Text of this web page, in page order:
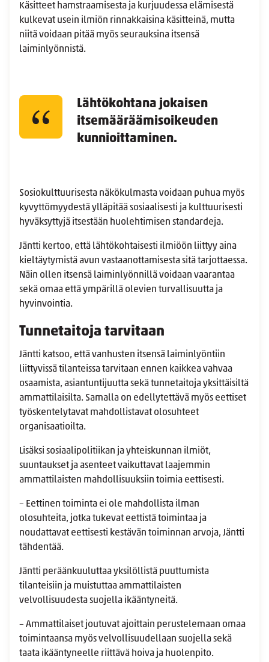
Käsitteet hamstraamisesta ja kurjuudessa elämisestä
kulkevat usein ilmiön rinnakkaisina käsitteinä, mutta
niitä voidaan pitää myös seurauksina itsensä
laiminlyönnistä.
Lähtökohtana jokaisen
itsemääräämisoikeuden
kunnioittaminen.
Sosiokulttuurisesta näkökulmasta voidaan puhua myös
kyvyttömyydestä ylläpitää sosiaalisesti ja kulttuurisesti
hyväksyttyjä itsestään huolehtimisen standardeja.
Jäntti kertoo, että lähtökohtaisesti ilmiöön liittyy aina
kieltäytymistä avun vastaanottamisesta sitä tarjottaessa.
Näin ollen itsensä laiminlyönnillä voidaan vaarantaa
sekä omaa että ympärillä olevien turvallisuutta ja
hyvinvointia.
Tunnetaitoja tarvitaan
Jäntti katsoo, että vanhusten itsensä laiminlyöntiin
liittyvissä tilanteissa tarvitaan ennen kaikkea vahvaa
osaamista, asiantuntijuutta sekä tunnetaitoja yksittäisiltä
ammattilaisilta. Samalla on edellytettävä myös eettiset
työskentelytavat mahdollistavat olosuhteet
organisaatioilta.
Lisäksi sosiaalipolitiikan ja yhteiskunnan ilmiöt,
suuntaukset ja asenteet vaikuttavat laajemmin
ammattilaisten mahdollisuuksiin toimia eettisesti.
– Eettinen toiminta ei ole mahdollista ilman
olosuhteita, jotka tukevat eettistä toimintaa ja
noudattavat eettisesti kestävän toiminnan arvoja, Jäntti
tähdentää.
Jäntti peräänkuuluttaa yksilöllistä puuttumista
tilanteisiin ja muistuttaa ammattilaisten
velvollisuudesta suojella ikääntyneitä.
– Ammattilaiset joutuvat ajoittain perustelemaan omaa
toimintaansa myös velvollisuudellaan suojella sekä
taata ikääntyneelle riittävä hoiva ja huolenpito.